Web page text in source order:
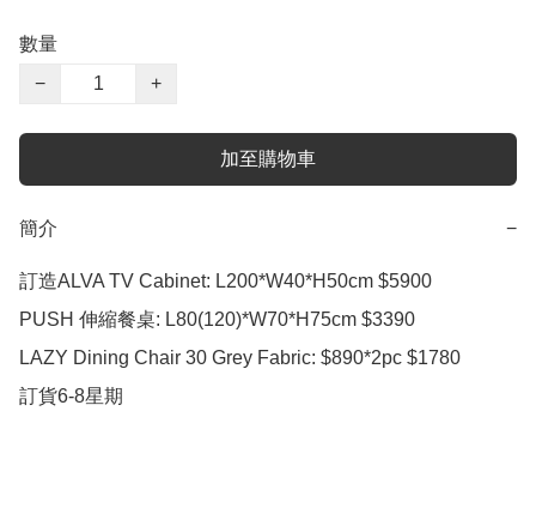
數量
−
+
加至購物車
簡介 −
訂造ALVA TV Cabinet: L200*W40*H50cm $5900
PUSH 伸縮餐桌: L80(120)*W70*H75cm $3390
LAZY Dining Chair 30 Grey Fabric: $890*2pc $1780
訂貨6-8星期